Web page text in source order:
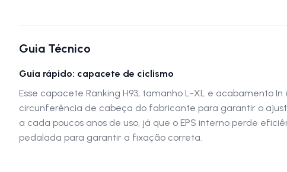
Guia Técnico
Guia rápido: capacete de ciclismo
Esse capacete Ranking H93, tamanho L-XL e acabamento
circunferência de cabeça do fabricante para garantir o
a cada poucos anos de uso, já que o EPS interno perde
pedalada para garantir a fixação correta.